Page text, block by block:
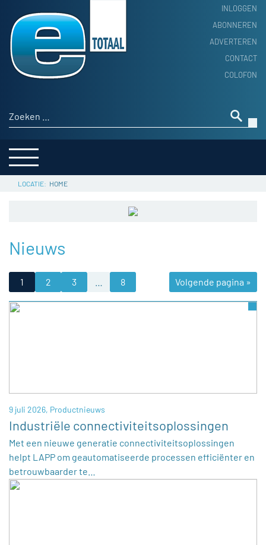
INLOGGEN
ABONNEREN
ADVERTEREN
CONTACT
COLOFON
Zoeken naar:
HOME
PRODUCTNIEUWS
ACHTERGROND
THEMA’S
SERVICE
HOME
Nieuws
1 2 3 8 Volgende pagina »
9 juli 2026, Productnieuws
Industriële connectiviteitsoplossingen
Met een nieuwe generatie connectiviteitsoplossingen
helpt LAPP om geautomatiseerde processen efficiënter en
betrouwbaarder te…